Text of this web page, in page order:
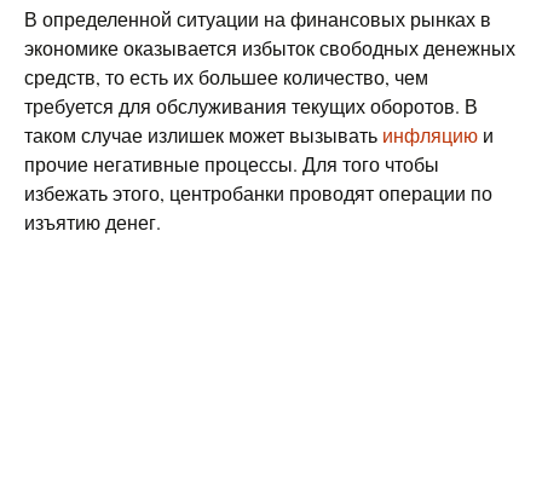
В определенной ситуации на финансовых рынках в
экономике оказывается избыток свободных денежных
средств, то есть их большее количество, чем
требуется для обслуживания текущих оборотов. В
таком случае излишек может вызывать инфляцию и
прочие негативные процессы. Для того чтобы
избежать этого, центробанки проводят операции по
изъятию денег.